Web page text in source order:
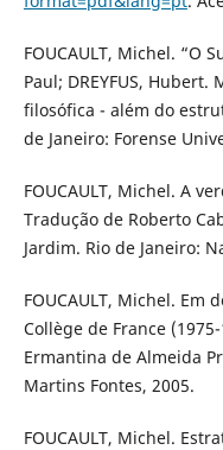
FOUCAULT, Michel. “O
Paul; DREYFUS,
filosófica - além do
de Janeiro: Forense
FOUCAULT, Michel. A
Tradução de Roberto
Jardim. Rio de Janeiro:
FOUCAULT, Michel. Em
Collège de France
Ermantina de Almeida
Martins Fontes, 2005.
FOUCAULT, Michel.